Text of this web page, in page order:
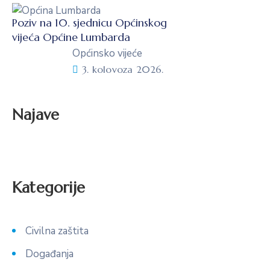
Poziv na 10. sjednicu Općinskog
vijeća Općine Lumbarda
Općinsko vijeće
3. kolovoza 2026.
Najave
Kategorije
Civilna zaštita
Događanja